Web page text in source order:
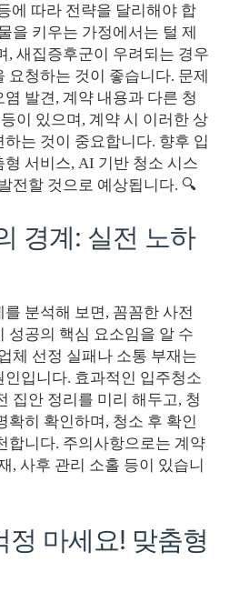
에 따라 전략을 달리해야 합
을 키우는 가정에서는 털 제
, 새집증후군이 우려되는 경우
요청하는 것이 좋습니다. 문제
발견, 계약 내용과 다른 청
이 있으며, 계약 시 이러한 상
는 것이 중요합니다. 향후 입
서비스, AI 기반 청소 시스
전할 것으로 예상됩니다. 🔍
경계: 실전 노하
분석해 보면, 꼼꼼한 사전
성공의 핵심 요소임을 알 수
체 선정 실패나 소통 부재는
입니다. 효과적인 입주청소
집안 정리를 미리 해두고, 청
확히 확인하며, 청소 후 확인
합니다. 주의사항으로는 계약
, 사후 관리 소홀 등이 있습니
정 마세요! 맞춤형